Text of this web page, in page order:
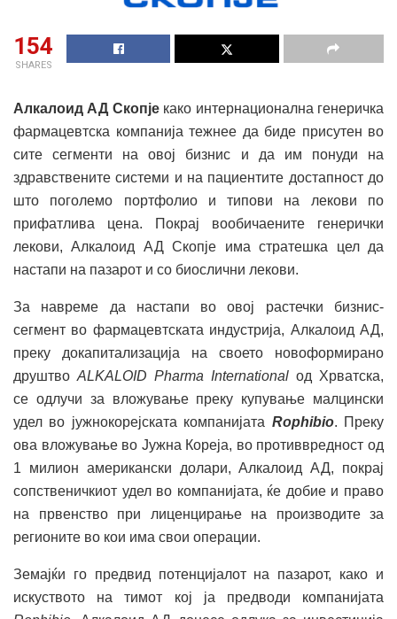
154
SHARES
Алкалоид АД Скопјекако интернационална генеричка
фармацевтска компанија тежнее да биде присутен во
сите сегменти на овој бизнис и да им понуди на
здравствените системи и на пациентите достапност до
што поголемо портфолио и типови на лекови по
прифатлива цена. Покрај вообичаените генерички
лекови, Алкалоид АД Скопје има стратешка цел да
настапи на пазарот и со биослични лекови.
За навреме да настапи во овој растечки бизнис-
сегмент во фармацевтската индустрија, Алкалоид АД,
преку докапитализација на своето новоформирано
друштво ALKALOID Pharma International од Хрватска,
се одлучи за вложување преку купување малцински
удел во јужнокорејската компанијата Rophibio. Преку
ова вложување во Јужна Кореја, во противвредност од
1 милион американски долари, Алкалоид АД, покрај
сопственичкиот удел во компанијата, ќе добие и право
на првенство при лиценцирање на производите за
регионите во кои има свои операции.
Земајќи го предвид потенцијалот на пазарот, како и
искуството на тимот кој ја предводи компанијата